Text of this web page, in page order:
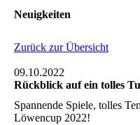
Neuigkeiten
Zurück zur Übersicht
09.10.2022
Rückblick auf ein tolles
Spannende Spiele, tolles
Löwencup 2022!